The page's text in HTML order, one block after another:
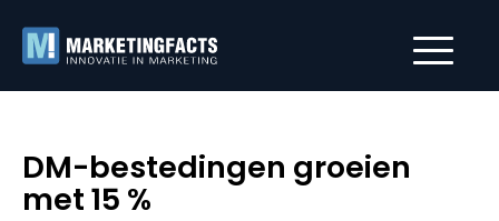
DM-bestedingen groeien
met 15 %